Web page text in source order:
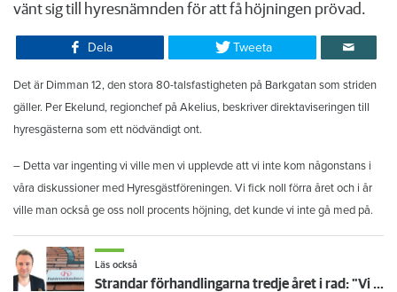
vänt sig till hyresnämnden för att få höjningen prövad.
Dela Tweeta
Det är Dimman 12, den stora 80-talsfastigheten på Barkgatan som striden
gäller. Per Ekelund, regionchef på Akelius, beskriver direktaviseringen till
hyresgästerna som ett nödvändigt ont.
– Detta var ingenting vi ville men vi upplevde att vi inte kom någonstans i
våra diskussioner med Hyresgästföreningen. Vi fick noll förra året och i år
ville man också ge oss noll procents höjning, det kunde vi inte gå med på.
Läs också
Strandar förhandlingarna tredje året i rad: "Vi är besvikna"